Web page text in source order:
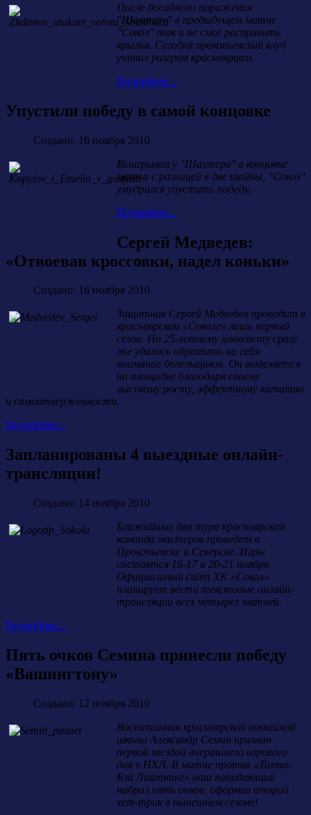
После досадного поражения
"Шахтеру" в предыдущем матче
"Сокол" так и не смог расправить
крылья. Сегодня прокопьевский клуб
учинил разгром красноярцам.
Подробнее...
Упустили победу в самой концовке
Создано: 16 ноября 2010
Выигрывая у "Шахтера" в концовке
матча с разницей в две шайбы, "Сокол"
умудрился упустить победу.
Подробнее...
Сергей Медведев:
«Отвоевав кроссовки, надел коньки»
Создано: 16 ноября 2010
Защитник Сергей Медведев проводит в
красноярском «Соколе» лишь первый
сезон. Но 25-летнему хоккеисту сразу
же удалось обратить на себя
внимание болельщиков. Он выделяется
на площадке благодаря своему
высокому росту, эффектному катанию
и самоотверженности.
Подробнее...
Запланированы 4 выездные онлайн-
трансляции!
Создано: 14 ноября 2010
Ближайшие два тура красноярская
команда мастеров проведет в
Прокопьевске и Северске. Игры
состоятся 16-17 и 20-21 ноября.
Официальный сайт ХК «Сокол»
планирует вести текстовые онлайн-
трансляции всех четырех матчей.
Подробнее...
Пять очков Семина принесли победу
«Вашингтону»
Создано: 12 ноября 2010
Воспитанник красноярской хоккейной
школы Александр Семин признан
первой звездой вчерашнего игрового
дня в НХЛ. В матче против «Тампа-
Бэй Лайтнинг» наш нападающий
набрал пять очков, оформив второй
хет-трик в нынешнем сезоне!